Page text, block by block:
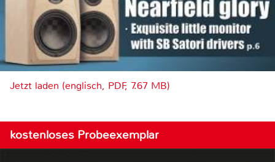
Jetzt laden (englisch, PDF, 7.67 MB)
kostenloses Probeexemplar